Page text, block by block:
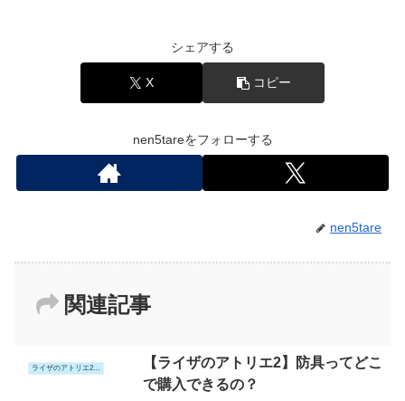
シェアする
X コピー
nen5tareをフォローする
nen5tare
関連記事
ライザのアトリエ2 DX
【ライザのアトリエ2】防具ってどこ
で購入できるの？